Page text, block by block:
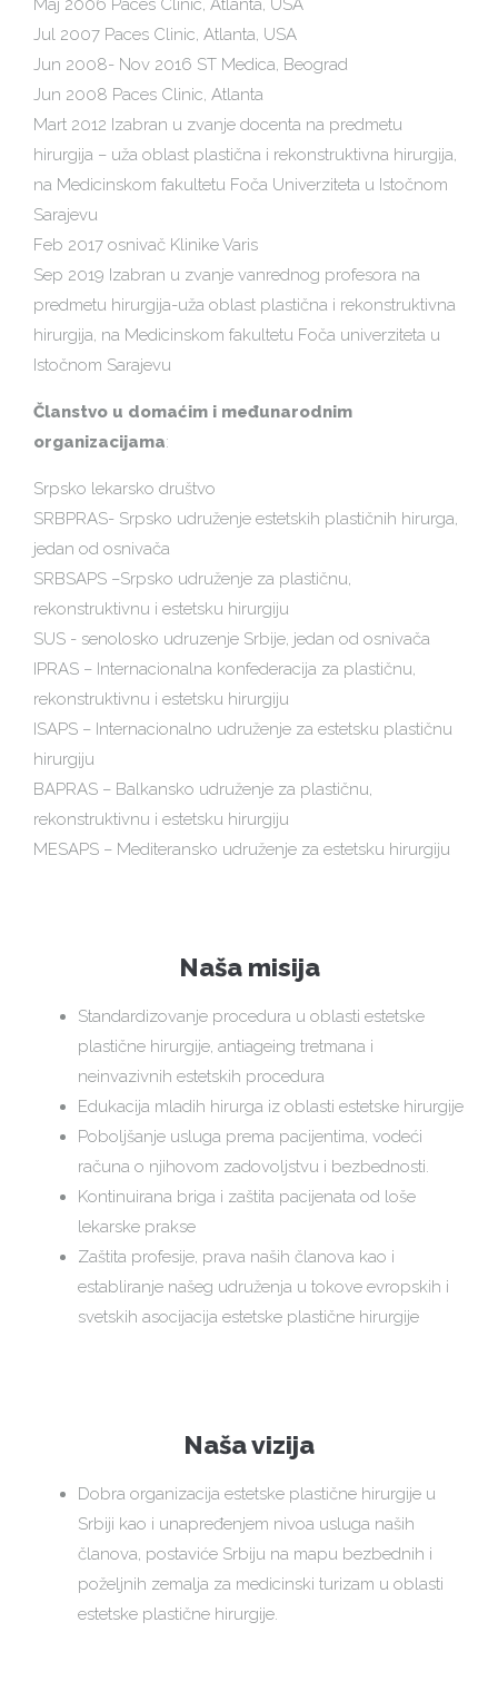
Maj 2006 Paces Clinic, Atlanta, USA
Jul 2007 Paces Clinic, Atlanta, USA
Jun 2008- Nov 2016 ST Medica, Beograd
Jun 2008 Paces Clinic, Atlanta
Mart 2012 Izabran u zvanje docenta na predmetu
hirurgija – uža oblast plastična i rekonstruktivna hirurgija,
na Medicinskom fakultetu Foča Univerziteta u Istočnom
Sarajevu
Feb 2017 osnivač Klinike Varis
Sep 2019 Izabran u zvanje vanrednog profesora na
predmetu hirurgija-uža oblast plastična i rekonstruktivna
hirurgija, na Medicinskom fakultetu Foča univerziteta u
Istočnom Sarajevu
Članstvo u domaćim i međunarodnim
organizacijama:
Srpsko lekarsko društvo
SRBPRAS- Srpsko udruženje estetskih plastičnih hirurga,
jedan od osnivača
SRBSAPS –Srpsko udruženje za plastičnu,
rekonstruktivnu i estetsku hirurgiju
SUS - senolosko udruzenje Srbije, jedan od osnivača
IPRAS – Internacionalna konfederacija za plastičnu,
rekonstruktivnu i estetsku hirurgiju
ISAPS – Internacionalno udruženje za estetsku plastičnu
hirurgiju
BAPRAS – Balkansko udruženje za plastičnu,
rekonstruktivnu i estetsku hirurgiju
MESAPS – Mediteransko udruženje za estetsku hirurgiju
Naša misija
Standardizovanje procedura u oblasti estetske
plastične hirurgije, antiageing tretmana i
neinvazivnih estetskih procedura
Edukacija mladih hirurga iz oblasti estetske hirurgije
Poboljšanje usluga prema pacijentima, vodeći
računa o njihovom zadovoljstvu i bezbednosti.
Kontinuirana briga i zaštita pacijenata od loše
lekarske prakse
Zaštita profesije, prava naših članova kao i
establiranje našeg udruženja u tokove evropskih i
svetskih asocijacija estetske plastične hirurgije
Naša vizija
Dobra organizacija estetske plastične hirurgije u
Srbiji kao i unapređenjem nivoa usluga naših
članova, postaviće Srbiju na mapu bezbednih i
poželjnih zemalja za medicinski turizam u oblasti
estetske plastične hirurgije.